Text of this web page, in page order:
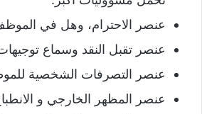
عنصر الاحترام، وهل في
عنصر تقبل النقد وسماع
عنصر التصرفات الشخصية
عنصر المظهر الخارجي و